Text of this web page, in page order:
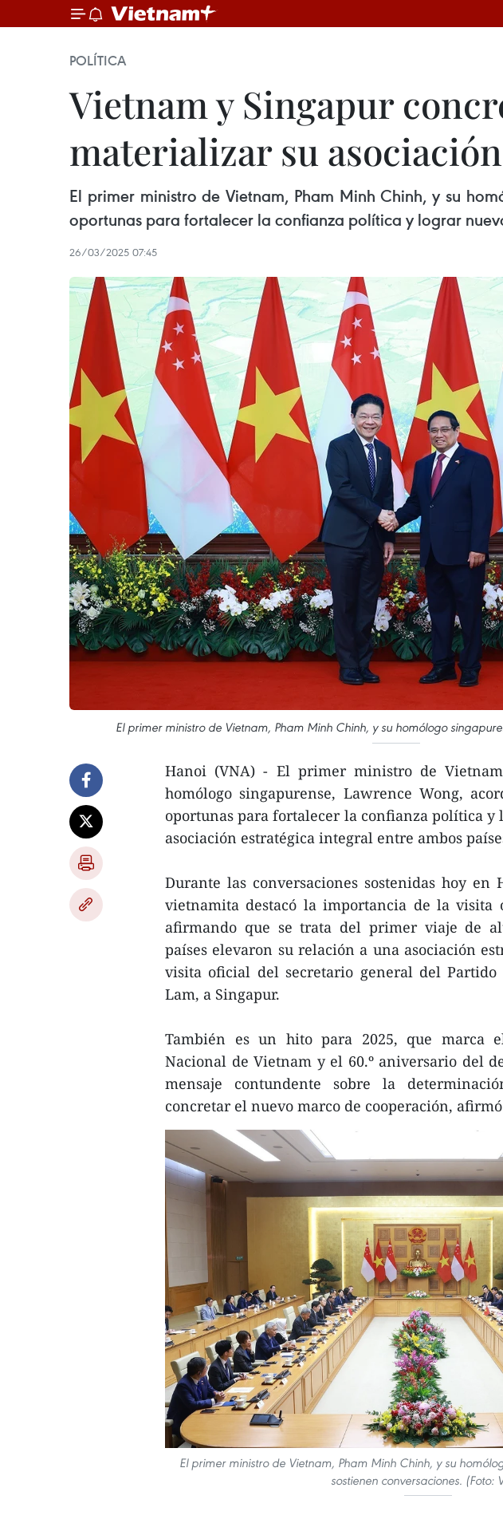
POLÍTICA
Vietnam y Singapur
materializar su
El primer ministro de Vietnam, Pham Minh Chinh, y su
oportunas para fortalecer la confianza política y lograr
26/03/2025 07:45
El primer ministro de Vietnam, Pham Minh Chinh, y su homólogo
Hanoi (VNA) - El primer ministro de
homólogo singapurense, Lawrence Wong,
oportunas para fortalecer la confianza política y
asociación estratégica integral entre ambos
Durante las conversaciones sostenidas hoy
vietnamita destacó la importancia de la visita
afirmando que se trata del primer viaje de
países elevaron su relación a una asociación
visita oficial del secretario general del Partido
Lam, a Singapur.
También es un hito para 2025, que marca
Nacional de Vietnam y el 60.º aniversario del
mensaje contundente sobre la
concretar el nuevo marco de cooperación,
El primer ministro de Vietnam, Pham Minh Chinh, y su
sostienen conversaciones. (Foto: